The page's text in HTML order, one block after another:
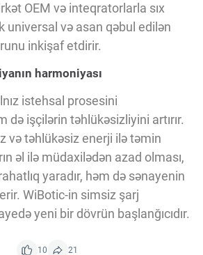
OEM və inteqratorlarla sıx
universal və asan qəbul edilən
inkişaf etdirir.
harmoniyası
istehsal prosesini
də işçilərin təhlükəsizliyini artırır.
və təhlükəsiz enerji ilə təmin
əl ilə müdaxilədən azad olması,
yaradır, həm də sənayenin
WiBotic-in simsiz şarj
yeni bir dövrün başlanğıcıdır.
10 21